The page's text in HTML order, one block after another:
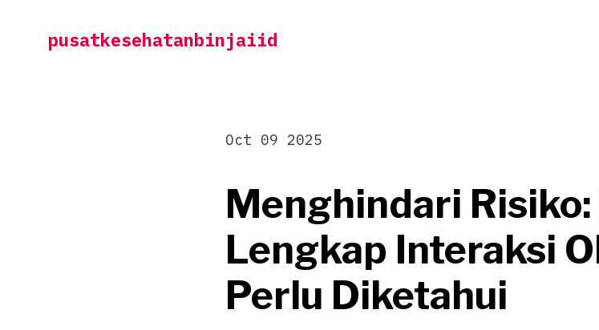
pusatkesehatanbinjaiid
Menghindari
Lengkap Interaksi
Perlu Diketahui
Oct 09 2025